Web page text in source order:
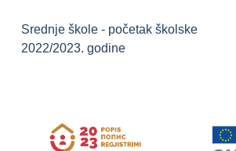
Srednje škole - početak školske
2022/2023. godine